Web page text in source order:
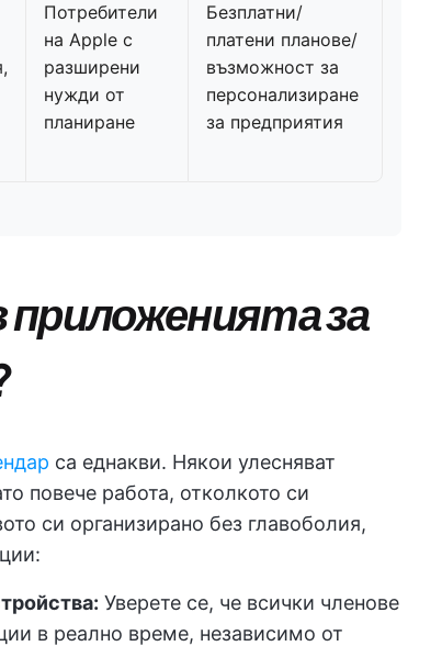
Потребители
на Apple с
разширени
нужди от
планиране
Безплатни/
платени планове/
възможност за
персонализиране
за предприятия
за
са еднакви. Някои улесняват
повече работа, отколкото си
си организирано без главоболия,
Уверете се, че всички членове
в реално време, независимо от